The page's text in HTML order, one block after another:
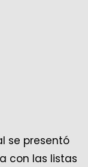
se presentó
con las listas